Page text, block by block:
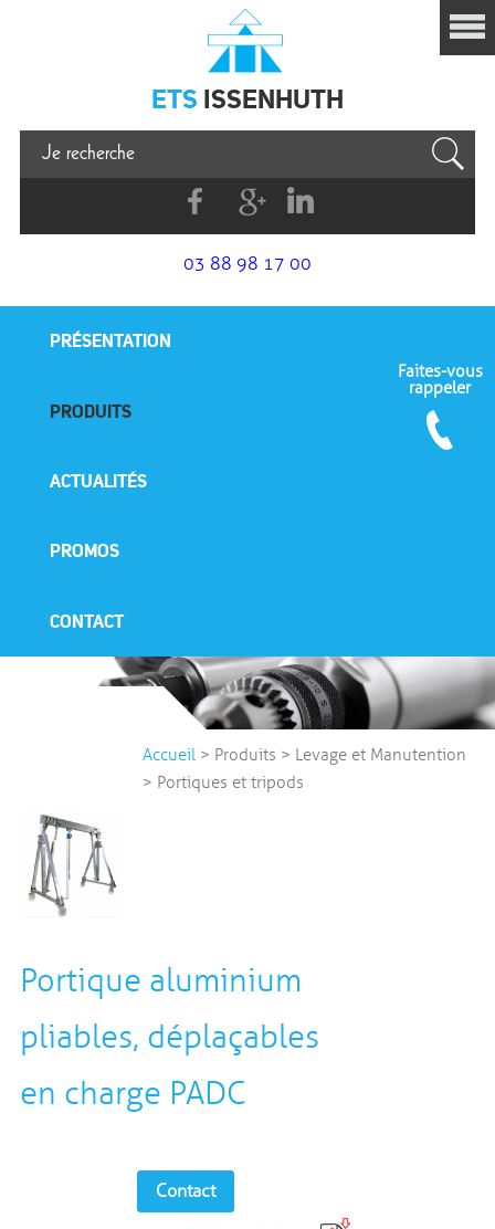
Issenhuth
ETS ISSENHUTH
FacebookG+
Linkedin
03 88 98 17 00
PRÉSENTATION
PRODUITS
ACTUALITÉS
PROMOS
CONTACT
Accueil > Produits > Levage et Manutention
> Portiques et tripods
Portique aluminium
pliables, déplaçables
en charge PADC
Contact
Faites-vous
rappeler